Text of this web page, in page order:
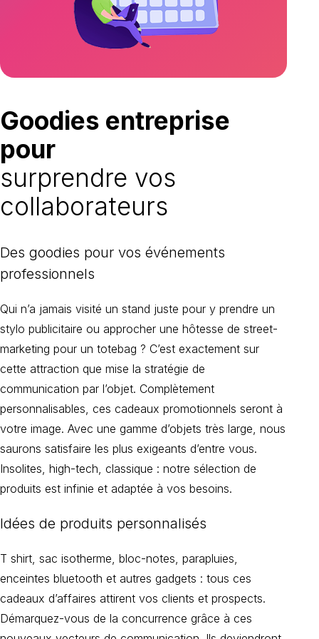
Goodies entreprise
pour
surprendre vos
collaborateurs
des goodies pour vos événements
professionnels
Qui n’a jamais visité un stand juste pour y prendre un
stylo publicitaire ou approcher une hôtesse de street-
marketing pour un totebag ? C’est exactement sur
cette attraction que mise la stratégie de
communication par l’objet. Complètement
personnalisables, ces cadeaux promotionnels seront à
votre image. Avec une gamme d’objets très large, nous
saurons satisfaire les plus exigeants d’entre vous.
Insolites, high-tech, classique : notre sélection de
produits est infinie et adaptée à vos besoins.
idées de produits personnalisés
T shirt, sac isotherme, bloc-notes, parapluies,
enceintes bluetooth et autres gadgets : tous ces
cadeaux d’affaires attirent vos clients et prospects.
Démarquez-vous de la concurrence grâce à ces